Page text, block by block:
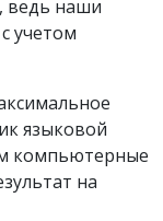
ведь наши
учетом
языковой
компьютерные
на